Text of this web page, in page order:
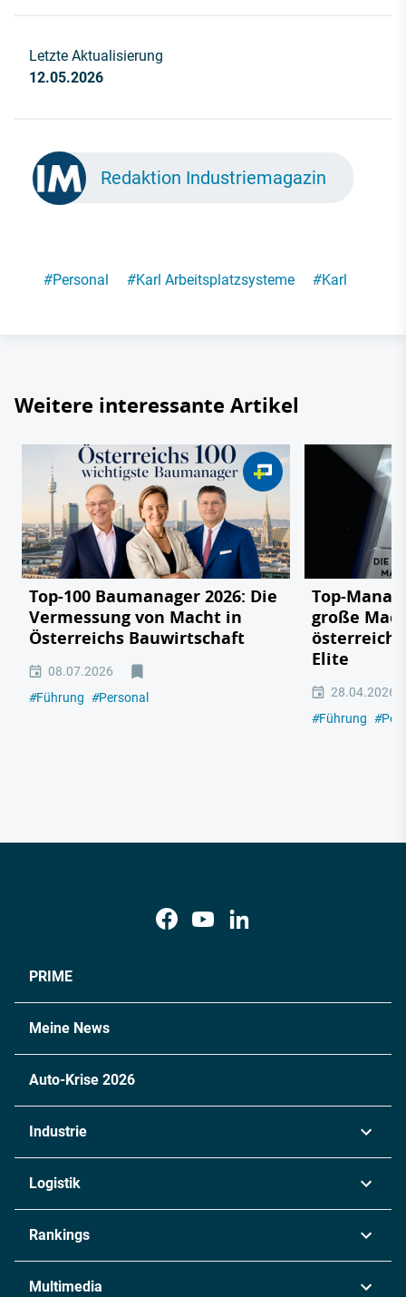
Letzte Aktualisierung
12.05.2026
Redaktion Industriemagazin
#Personal #Karl Arbeitsplatzsysteme #Karl
Weitere interessante Artikel
Top-100 Baumanager 2026: Die
Vermessung von Macht in
Österreichs Bauwirtschaft
08.07.2026
#Führung #Personal
Top-
große
Elite
28.04.2026
#Führung #
PRIME
Meine News
Auto-Krise 2026
Industrie
Chemie
Metall
Logistik
Rankings
Multimedia